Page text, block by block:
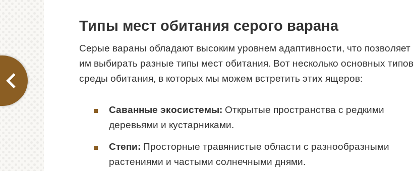
Типы мест обитания серого варана
Серые вараны обладают высоким уровнем адаптивности, что позволяет
им выбирать разные типы мест обитания. Вот несколько основных типов
среды обитания, в которых мы можем встретить этих ящеров:
Саванные экосистемы: Открытые пространства с редкими
деревьями и кустарниками.
Степи: Просторные травянистые области с разнообразными
растениями и частыми солнечными днями.